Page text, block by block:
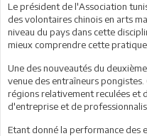
Le président de l'Association
des volontaires chinois en arts
niveau du pays dans cette
mieux comprendre cette pratique
Une des nouveautés du
venue des entraîneurs
régions relativement reculées et
d'entreprise et de
Etant donné la performance des